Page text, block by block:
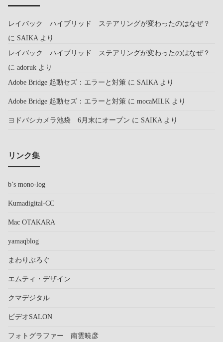
レイバック ハイブリッド ステアリングが変わったのはなぜ？
に SAIKAより
レイバック ハイブリッド ステアリングが変わったのはなぜ？
に adoruk より
Adobe Bridge 起動セズ：エラーと対策 に SAIKAより
Adobe Bridge 起動セズ：エラーと対策 に mocaMILK より
ヨドバシカメラ池袋 6月末にオープン に SAIKAより
リンク集
b’s mono-log
Kumadigital-CC
Mac OTAKARA
yamaqblog
まわりぶろぐ
エムティ・デザイン
クマデジタル
ビデオSALON
フォトグラファー 南雲暁彦